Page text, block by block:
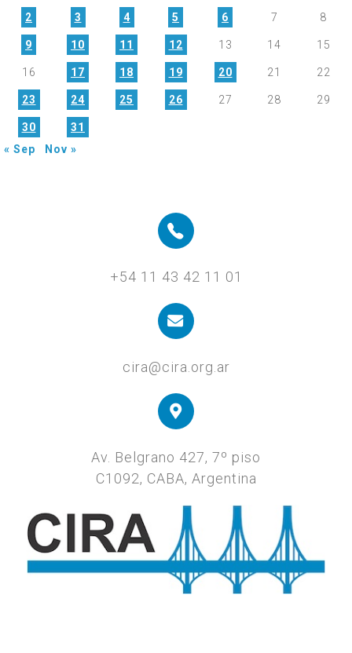
2 3 4 5 6 7 8
9 10 11 12 13 14 15
16 17 18 19 20 21 22
23 24 25 26 27 28 29
30
31
« Sep
Nov »
+54 11 43 42 11 01
cira@cira.org.ar
Av. Belgrano 427, 7º piso
C1092, CABA, Argentina